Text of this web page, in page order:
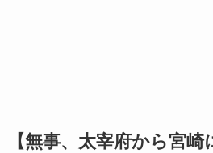
【無事、太宰府から宮